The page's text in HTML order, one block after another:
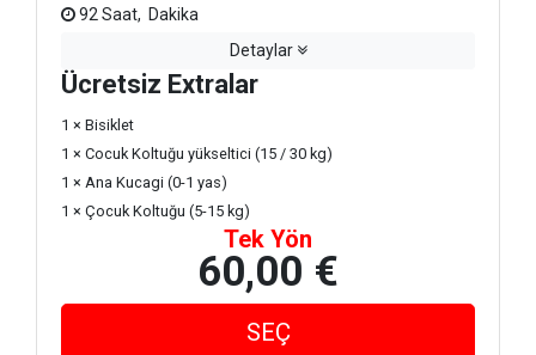
92 Saat, Dakika
Detaylar
Ücretsiz Extralar
1 × Bisiklet
1 × Cocuk Koltuğu yükseltici (15 / 30 kg)
1 × Ana Kucagi (0-1 yas)
1 × Çocuk Koltuğu (5-15 kg)
Tek Yön
60,00 €